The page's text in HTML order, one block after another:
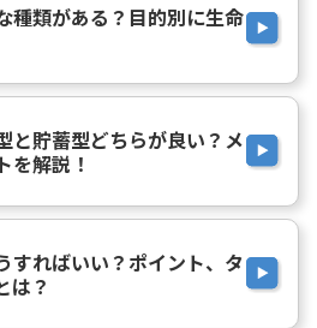
種類がある？目的別に生命
と貯蓄型どちらが良い？メ
を解説！
すればいい？ポイント、タ
は？